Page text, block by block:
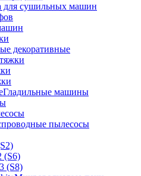
для сушильных машин
декоративные
Гладильные машины
пылесосы
(S6)
(S8)